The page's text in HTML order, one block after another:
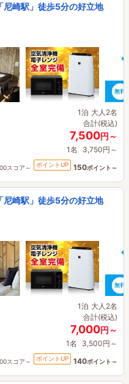
尼崎駅」徒歩5分の好立地
1泊 大人2名
合計(税込)
7,500円～
1名 3,750円～
スコア～ ポイントUP 150ポイント～
尼崎駅」徒歩5分の好立地
1泊 大人2名
合計(税込)
7,000円～
1名 3,500円～
スコア～ ポイントUP 140ポイント～